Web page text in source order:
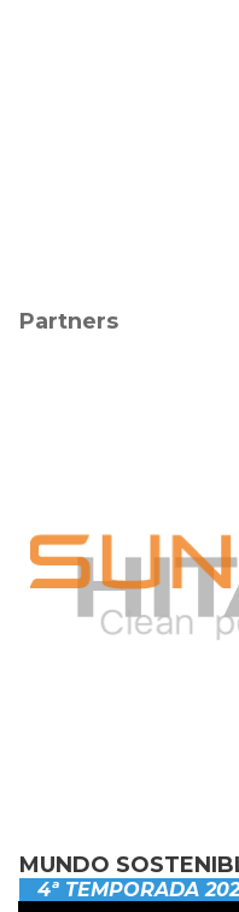
Partners
MUNDO
4ª TEMPORADA